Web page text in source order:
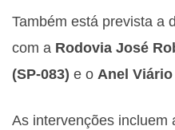
Também está prevista a
com a Rodovia José
(SP-083) e o Anel
As intervenções incluem